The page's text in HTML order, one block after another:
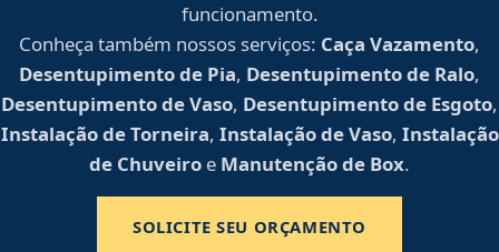
funcionamento.
Conheça também nossos serviços: Caça Vazamento,
Desentupimento de Pia, Desentupimento de Ralo,
Desentupimento de Vaso, Desentupimento de Esgoto,
Instalação de Torneira, Instalação de Vaso, Instalação
de Chuveiro e Manutenção de Box.
SOLICITE SEU ORÇAMENTO